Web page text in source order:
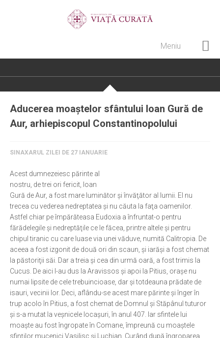
Meniu
Istoria Bisericii
Artă sacră
Noi și Biserica
Rânduieli liturgice
Predici și cateheze
Pelerinaje
Ortodox în diaspora
Evenimente
Biserici și mănăstiri
Viață curată
Nevoințe contemporane
Familia de azi
Casa curată
Aducerea moaștelor sfântului Ioan Gură de
Aur, arhiepiscopul Constantinopolului
SINAXARUL ZILEI DE 27 IANUARIE
Acest dumnezeiesc părinte al
nostru, de trei ori fericit, Ioan
Gură de Aur, a fost mare luminător şi învăţător al lumii. El nu
trecea cu vederea nedreptatea şi nu căuta la faţa oamenilor.
Astfel chiar pe împărăteasa Eudoxia a înfruntat-o pentru
fărădelegile şi nedreptăţile ce le făcea, printre altele şi pentru
chipul tiranic cu care luase via unei văduve, numită Calitropia. De
aceea a fost izgonit de două ori din scaun, şi iarăşi a fost chemat
la păstoriţii săi. Dar a treia şi cea din urmă oară, a fost trimis la
Cucus. De aici l-au dus la Aravissos şi apoi la Pitius, oraşe nu
numai lipsite de cele trebuincioase, dar şi totdeauna prădate de
isauri, vecinii lor. Deci, aflându-se acest mare părinte şi înger în
trup acolo în Pitius, a fost chemat de Domnul şi Stăpânul tuturor
şi s-a mutat la veşnicele locaşuri, în anul 407. Iar sfintele lui
moaşte au fost îngropate în Comane, împreună cu moaştele
sfinţilor mucenici Vasilisc şi Luchian. Curând după îngroparea